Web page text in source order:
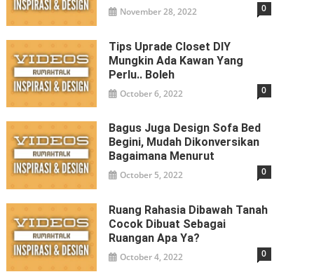
November 28, 2022 0
Tips Uprade Closet DIY
Mungkin Ada Kawan Yang
Perlu.. Boleh
October 6, 2022 0
Bagus Juga Design Sofa Bed
Begini, Mudah Dikonversikan
Bagaimana Menurut
October 5, 2022 0
Ruang Rahasia Dibawah Tanah
Cocok Dibuat Sebagai
Ruangan Apa Ya?
October 4, 2022 0